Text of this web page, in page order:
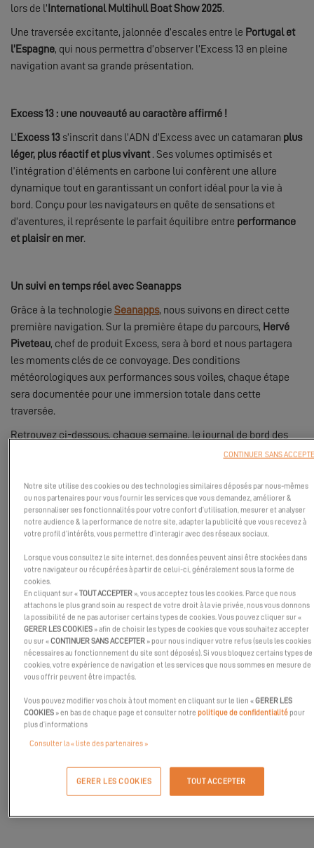
lors de l’ International Multihull Boat Show 2025.
Une traversée excitante, jalonnée d’escales entre le Portugal et
l’Espagne, qui nous permettra d’observer l’Excess 13 en pleine
navigation avant sa grande présentation.
Excess 13 : une nouveauté au caractère affirmé !
L’ Excess 13 s’inscrit dans l’ADN d’Excess avec un catamaran plus
léger, plus réactif et plus vivant. Ses volumes optimisés et
l’intégration d’éléments en carbone lui confèrent une allure
dynamique tout en garantissant un confort idéal pour la vie à
bord. Conçu pour les navigateurs en quête de sensations et
d’aventures, il représente le parfait équilibre entre performance
et plaisir en mer.
Un suivi en temps réel avec Seanapps
Grâce à la technologie Seanapps, nous suivons en direct cette
première navigation. Sur la première étape du parcours, Hervé
Piveteau, chef de produit Excess, sera à bord et nous partagera
les moments clés de ce convoyage. Des conditions
météorologiques aux performances sous voiles, chaque étape
sera documentée pour une immersion totale dans cette
traversée.
Retrouvez ci-dessous, chaque semaine, le journal de bord des
Notre site utilise des cookies ou des technologies similaires déposés par nous-mêmes
ou nos partenaires pour vous fournir les services que vous demandez, améliorer &
personnaliser ses fonctionnalités pour votre confort d’utilisation, mesurer et analyser
notre audience & la performance de notre site, adapter la publicité que vous recevez à
votre profil d’intérêts, vous permettre d’interagir avec des réseaux sociaux.
Lorsque vous consultez le site internet, des données peuvent ainsi être stockées dans
votre navigateur ou récupérées à partir de celui-ci, généralement sous la forme de
cookies.
En cliquant sur «TOUT ACCEPTER », vous acceptez tous les cookies. Parce que nous
attachons le plus grand soin au respect de votre droit à la vie privée, nous vous donnons
la possibilité de ne pas autoriser certains types de cookies. Vous pouvez cliquer sur «
GERER LES COOKIES » afin de choisir les types de cookies que vous souhaitez accepter
ou sur «CONTINUER SANS ACCEPTER » pour nous indiquer votre refus (seuls les cookies
nécessaires au fonctionnement du site sont déposés). Si vous bloquez certains types de
cookies, votre expérience de navigation et les services que nous sommes en mesure de
vous offrir peuvent être impactés.
Vous pouvez modifier vos choix à tout moment en cliquant sur le lien «GERER LES
COOKIES » en bas de chaque page et consulter notrepolitique de confidentialitépour
plus d’informations
Consulter la « liste des partenaires »
GERER LES COOKIES TOUT ACCEPTER
CONTINUER SANS